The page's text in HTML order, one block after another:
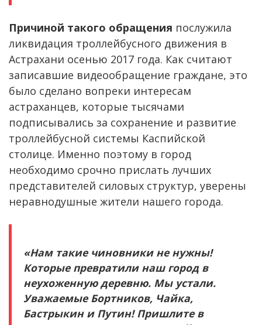
Причиной такого обращения послужила
ликвидация троллейбусного движения в
Астрахани осенью 2017 года. Как считают
записавшие видеообращение граждане, это
было сделано вопреки интересам
астраханцев, которые тысячами
подписывались за сохранение и развитие
троллейбусной системы Каспийской
столице. Именно поэтому в город
необходимо срочно прислать лучших
представителей силовых структур, уверены
неравнодушные жители нашего города.
«Нам такие чиновники не нужны!
Которые превратили наш город в
неухоженную деревню. Мы устали.
Уважаемые Бортников, Чайка,
Бастрыкин и Путин! Пришлите в